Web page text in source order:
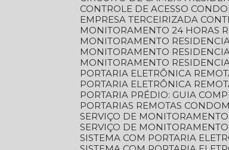
CONTROLE DE ACESSO
EMPRESA TERCEIRIZADA
MONITORAMENTO 24 HORAS
MONITORAMENTO
MONITORAMENTO
MONITORAMENTO
PORTARIA ELETRÔNICA
PORTARIA ELETRÔNICA
PORTARIA PRÉDIO: GUIA
PORTARIAS REMOTAS
SERVIÇO DE
SERVIÇO DE
SISTEMA COM PORTARIA